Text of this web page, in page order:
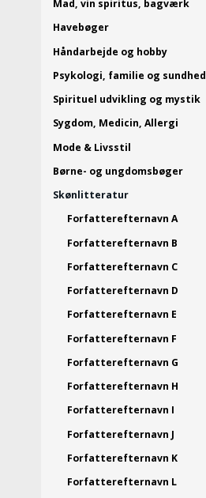
Mad, vin spiritus, bagværk
Havebøger
Håndarbejde og hobby
Psykologi, familie og sundhed
Spirituel udvikling og mystik
Sygdom, Medicin, Allergi
Mode & Livsstil
Børne- og ungdomsbøger
Skønlitteratur
Forfatterefternavn A
Forfatterefternavn B
Forfatterefternavn C
Forfatterefternavn D
Forfatterefternavn E
Forfatterefternavn F
Forfatterefternavn G
Forfatterefternavn H
Forfatterefternavn I
Forfatterefternavn J
Forfatterefternavn K
Forfatterefternavn L